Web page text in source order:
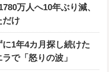
万人へ10年ぶり減、
だけ
1年4カ月探し続けた
で「怒りの波」